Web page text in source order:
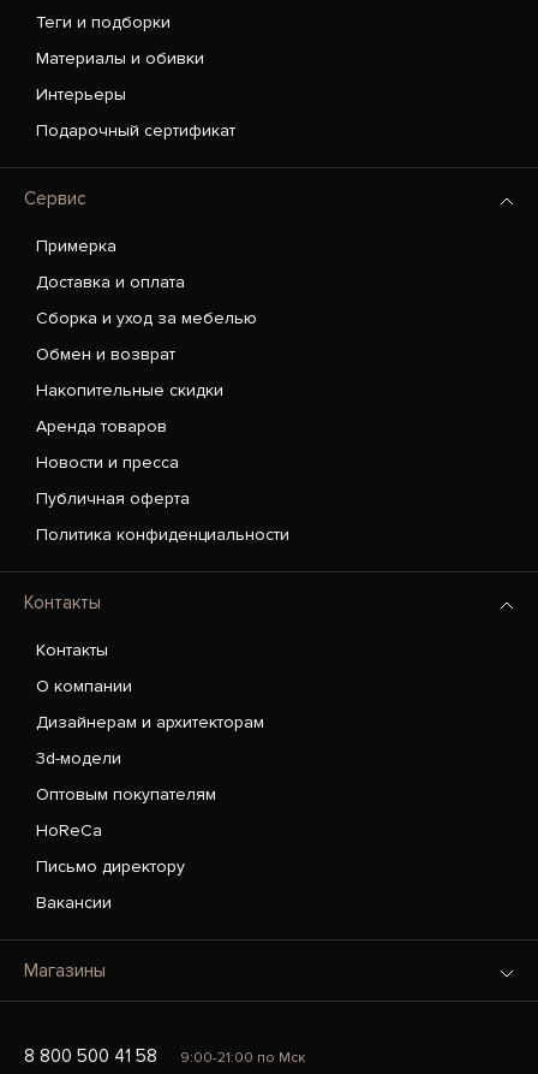
Теги и подборки
Материалы и обивки
Интерьеры
Подарочный сертификат
Сервис
Примерка
Доставка и оплата
Сборка и уход за мебелью
Обмен и возврат
Накопительные скидки
Аренда товаров
Новости и пресса
Публичная оферта
Политика конфиденциальности
Контакты
Контакты
О компании
Дизайнерам и архитекторам
3d-модели
Оптовым покупателям
HoReCa
Письмо директору
Вакансии
Магазины
8 800 500 41 58 9:00-21:00 по Мск